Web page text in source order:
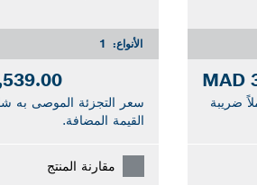
ضريبة
الأنواع: 1
MAD
سعر التجزئة الموصى به
القيمة المضافة.
مقارنة المنتج